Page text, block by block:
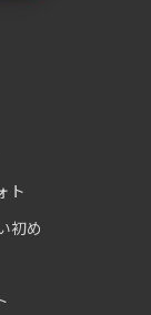
ト
初め